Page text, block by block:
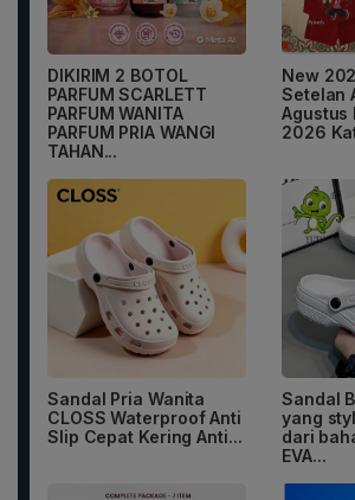
DIKIRIM 2 BOTOL
PARFUM SCARLETT
PARFUM WANITA
PARFUM PRIA WANGI
TAHAN...
New
Setelan
Agustus
2026
Sandal Pria Wanita
CLOSS Waterproof Anti
Slip Cepat Kering Anti...
Sandal
yang
dari
EVA...